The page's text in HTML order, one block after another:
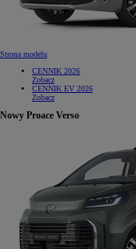
Strona modelu
CENNIK 2026
Zobacz
CENNIK EV 2026
Zobacz
Nowy Proace Verso